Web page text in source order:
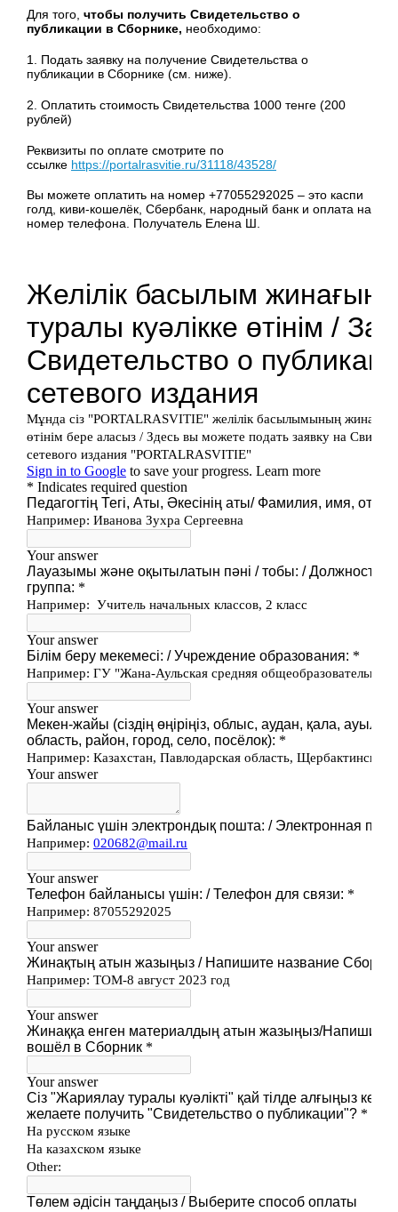
Для того, чтобы получить Свидетельство о
публикации в Сборнике, необходимо:
1. Подать заявку на получение Свидетельства о
публикации в Сборнике (см. ниже).
2. Оплатить стоимость Свидетельства 1000 тенге (200
рублей)
Реквизиты по оплате смотрите по
ссылке https://portalrasvitie.ru/31118/43528/
Вы можете оплатить на номер +77055292025 – это каспи
голд, киви-кошелёк, Сбербанк, народный банк и оплата на
номер телефона. Получатель Елена Ш.